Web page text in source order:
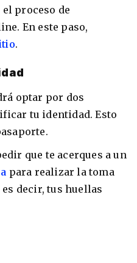
proceso de
En este paso,
.
optar por dos
tu identidad. Esto
que te acerques a un
para realizar la toma
decir, tus huellas